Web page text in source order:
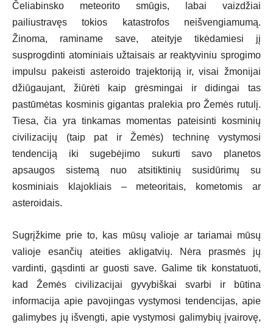
Čeliabinsko meteorito smūgis, labai vaizdžiai
pailiustravęs tokios katastrofos neišvengiamumą.
Žinoma, raminame save, ateityje tikėdamiesi jį
susprogdinti atominiais užtaisais ar reaktyviniu sprogimo
impulsu pakeisti asteroido trajektoriją ir, visai žmonijai
džiūgaujant, žiūrėti kaip grėsmingai ir didingai tas
pastūmėtas kosminis gigantas pralekia pro Žemės rutulį.
Tiesa, čia yra tinkamas momentas pateisinti kosminių
civilizacijų (taip pat ir Žemės) techninę vystymosi
tendenciją iki sugebėjimo sukurti savo planetos
apsaugos sistemą nuo atsitiktinių susidūrimų su
kosminiais klajokliais – meteoritais, kometomis ar
asteroidais.
Sugrįžkime prie to, kas mūsų valioje ar tariamai mūsų
valioje esančių ateities akligatvių. Nėra prasmės jų
vardinti, gąsdinti ar guosti save. Galime tik konstatuoti,
kad Žemės civilizacijai gyvybiškai svarbi ir būtina
informacija apie pavojingas vystymosi tendencijas, apie
galimybes jų išvengti, apie vystymosi galimybių įvairovę,